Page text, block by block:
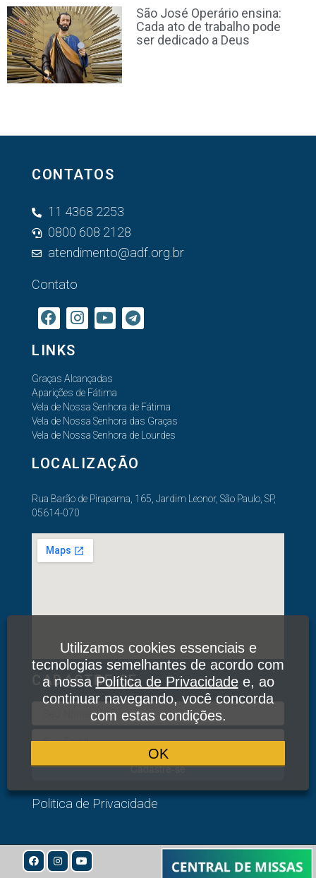
São José Operário ensina:
Cada ato de trabalho pode
ser dedicado a Deus
CONTATOS
11 4368 2253
0800 608 2128
atendimento@adf.org.br
Contato
LINKS
Graças Alcançadas
Aparições de Fátima
Vela de Nossa Senhora de Fátima
Vela de Nossa Senhora das Graças
Vela de Nossa Senhora de Lourdes
LOCALIZAÇÃO
Rua Barão de Pirapama, 165, Jardim Leonor, São Paulo, SP,
05614-070
CADASTRE-SE
Cadastre-se
Politica de Privacidade
© 2020
Todos os Direitos Reservados: Associação Devotos
de Fátima
Utilizamos cookies essenciais e
tecnologias semelhantes de acordo com
a nossaPolítica de Privacidadee, ao
continuar navegando, você concorda
com estas condições.
OK